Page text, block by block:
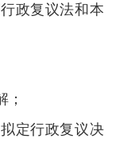
政复议法和本
；
定行政复议决